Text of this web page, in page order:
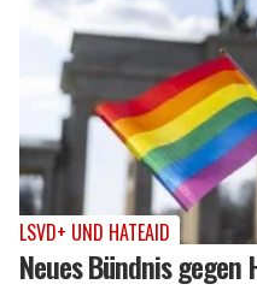
LSVD+ UND HATEAID
Neues Bündnis gegen